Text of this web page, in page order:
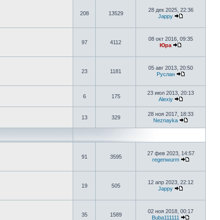
208 13529
28 дек 2025, 22:36
Jappy
97 4112
08 окт 2016, 09:35
Юра
23 1181
05 авг 2013, 20:50
Руслан
6 175
23 июл 2013, 20:13
Alexiy
13 329
28 ноя 2017, 18:33
Neznayka
91 3595
27 фев 2023, 14:57
regenwurm
19 505
12 апр 2023, 22:12
Jappy
35 1589
02 ноя 2018, 00:17
Buba111111